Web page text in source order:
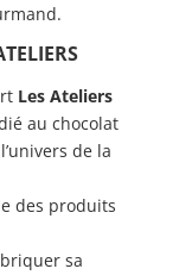
Les Ateliers
au chocolat
de la
des produits
sa